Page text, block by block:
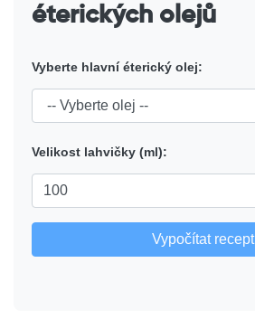
éterických olejů
Vyberte hlavní éterický olej:
Velikost lahvičky (ml):
Vypočítat recept